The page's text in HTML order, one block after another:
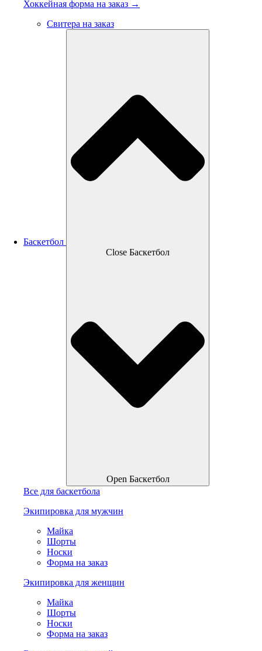
Хоккейная форма на заказ →
Свитера на заказ
Баскетбол
Close Баскетбол
Open Баскетбол
Все для баскетбола
Экипировка для мужчин
Майка
Шорты
Носки
Форма на заказ
Экипировка для женщин
Майка
Шорты
Носки
Форма на заказ